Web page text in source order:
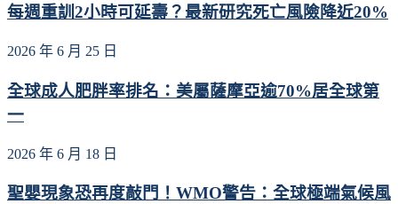
每週重訓2小時可延壽？最新研究死亡風險降近20%
2026 年 6 月 25 日
全球成人肥胖率排名：美屬薩摩亞逾70%居全球第
一
2026 年 6 月 18 日
聖嬰現象恐再度敲門！WMO警告：全球極端氣候風